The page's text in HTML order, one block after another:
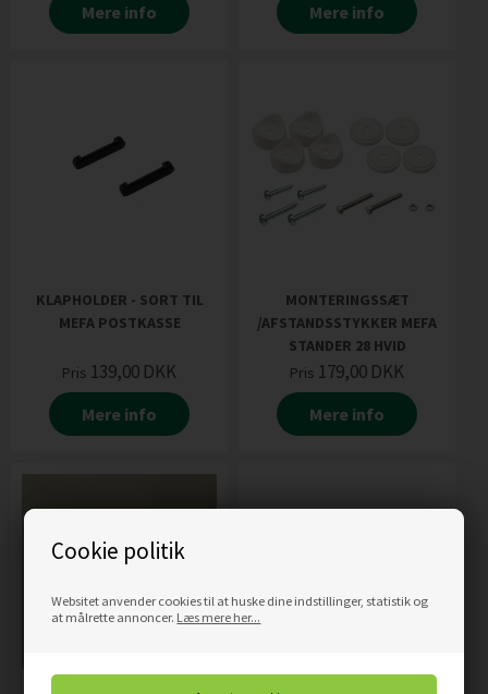
Cookie politik
Websitet anvender cookies til at huske dine indstillinger, statistik og
at målrette annoncer. Læs mere her...
Mere info Mere info
KLAPHOLDER - SORT TIL
MEFA POSTKASSE
Pris 139,00 DKK
Mere info
MONTERINGSSÆT
/AFSTANDSSTYKKER MEFA
STANDER 28 HVID
Pris 179,00 DKK
Mere info